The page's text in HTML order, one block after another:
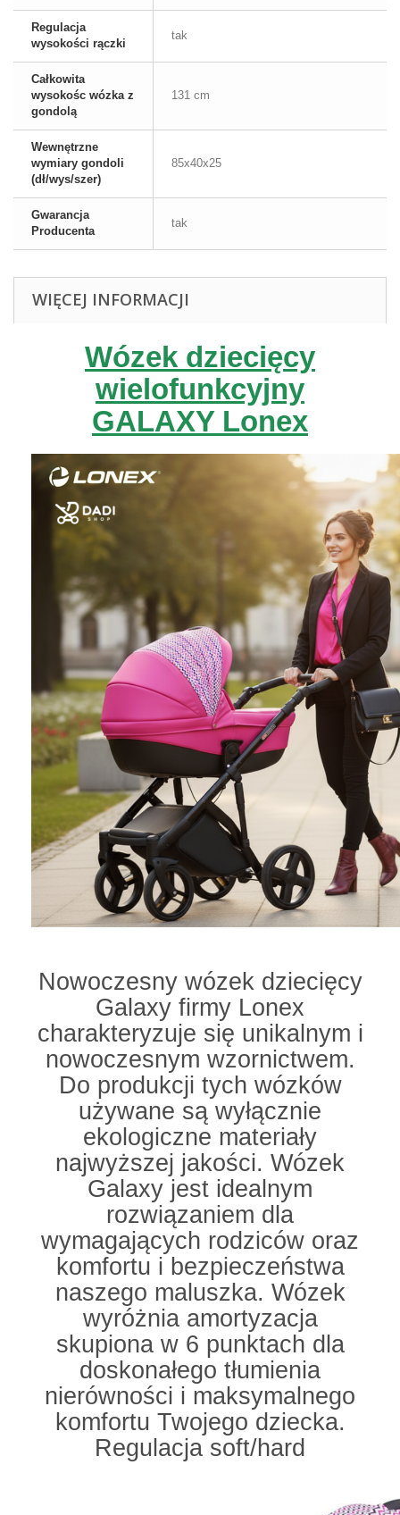
Regulacja
wysokości rączki
tak
Całkowita
wysokośc wózka z
gondolą
131 cm
Wewnętrzne
wymiary gondoli
(dł/wys/szer)
85x40x25
Gwarancja
Producenta
tak
WIĘCEJ INFORMACJI
Wózek dziecięcy
wielofunkcyjny
GALAXY Lonex
Nowoczesny wózek dziecięcy
Galaxy firmy Lonex
charakteryzuje się unikalnym i
nowoczesnym wzornictwem.
Do produkcji tych wózków
używane są wyłącznie
ekologiczne materiały
najwyższej jakości. Wózek
Galaxy jest idealnym
rozwiązaniem dla
wymagających rodziców oraz
komfortu i bezpieczeństwa
naszego maluszka. Wózek
wyróżnia amortyzacja
skupiona w 6 punktach dla
doskonałego tłumienia
nierówności i maksymalnego
komfortu Twojego dziecka.
Regulacja soft/hard